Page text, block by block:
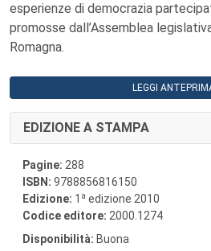
esperienze di democrazia
promosse dall’Assemblea
Romagna.
LEGGI
EDIZIONE A STAMPA
Pagine: 288
ISBN: 9788856816150
Edizione: 1 a edizione 2010
Codice editore: 2000.1274
Disponibilità: Buona